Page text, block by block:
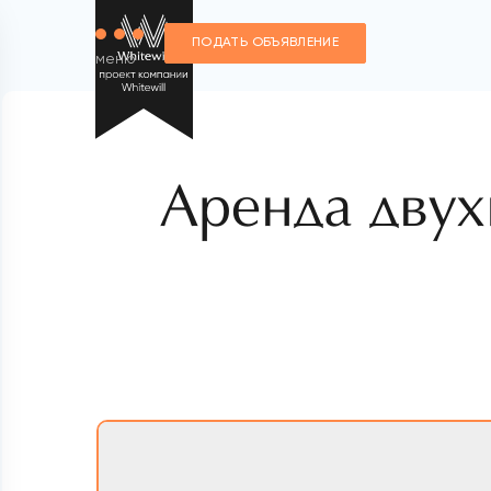
меню
ПОДАТЬ ОБЪЯВЛЕНИЕ
Аренда